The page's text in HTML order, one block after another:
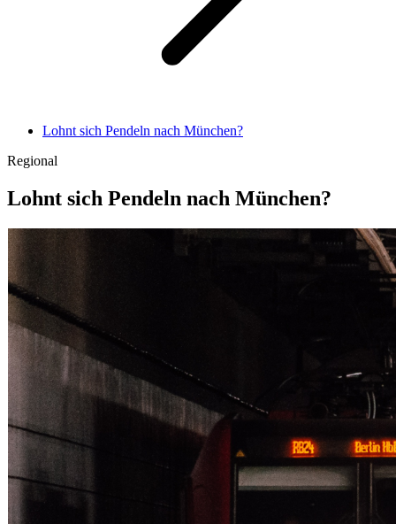
Lohnt sich Pendeln nach München?
Regional
Lohnt sich Pendeln nach München?